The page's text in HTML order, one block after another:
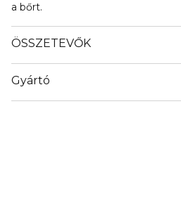
a bőrt.
ÖSSZETEVŐK
Gyártó